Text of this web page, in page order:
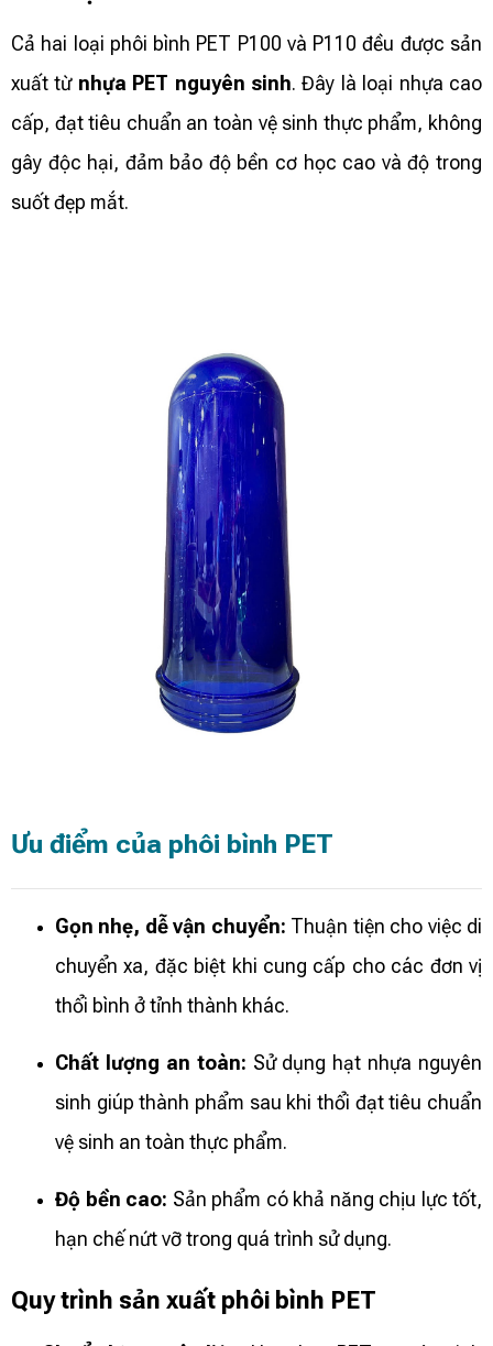
Cả hai loại phôi bình PET P100 và P110 đều được sản
xuất từ nhựa PET nguyên sinh. Đây là loại nhựa cao
cấp, đạt tiêu chuẩn an toàn vệ sinh thực phẩm, không
gây độc hại, đảm bảo độ bền cơ học cao và độ trong
suốt đẹp mắt.
Ưu điểm của phôi bình PET
Gọn nhẹ, dễ vận chuyển: Thuận tiện cho việc di
chuyển xa, đặc biệt khi cung cấp cho các đơn vị
thổi bình ở tỉnh thành khác.
Chất lượng an toàn: Sử dụng hạt nhựa nguyên
sinh giúp thành phẩm sau khi thổi đạt tiêu chuẩn
vệ sinh an toàn thực phẩm.
Độ bền cao: Sản phẩm có khả năng chịu lực tốt,
hạn chế nứt vỡ trong quá trình sử dụng.
Quy trình sản xuất phôi bình PET